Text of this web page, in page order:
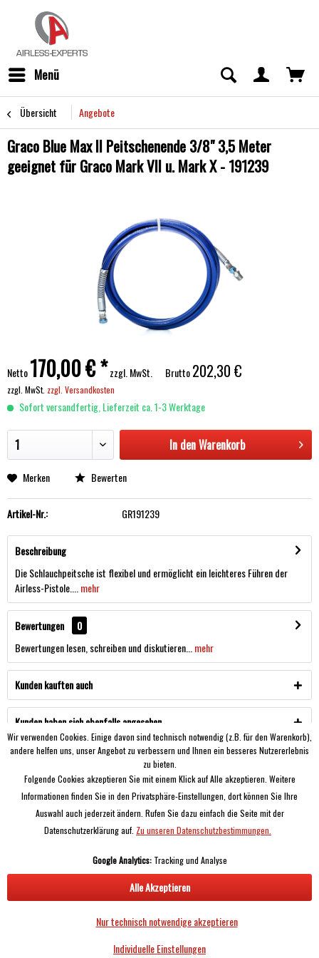
Menü
Übersicht Angebote
Graco Blue Max II Peitschenende 3/8" 3,5 Meter
geeignet für Graco Mark VII u. Mark X - 191239
Netto170,00 € *zzgl. MwSt. Brutto202,30 €
zzgl. MwSt. zzgl. Versandkosten
Sofort versandfertig, Lieferzeit ca. 1-3 Werktage
In denWarenkorb
Merken Bewerten
Artikel-Nr.: GR191239
Beschreibung
Die Schlauchpeitsche ist flexibel und ermöglicht ein leichteres Führen der
Airless-Pistole....
mehr
Bewertungen
0
Bewertungen lesen, schreiben und diskutieren...
mehr
Kunden kauften auch
Kunden haben sich ebenfalls angesehen
SERVICE
Informationen
* Unsere Produkte richten sich hauptsächlich an gewerbliche Kunden, alle Preise
zzgl. MwSt. und Versand!
Copyright © Airless Experts - Alle Rechte vorbehalten
Wir verwenden Cookies. Einige davon sind technisch notwendig (z.B. für den Warenkorb),
andere helfen uns, unser Angebot zu verbessern und Ihnen ein besseres Nutzererlebnis
zu bieten.
Folgende Cookies akzeptieren Sie mit einem Klick auf Alle akzeptieren. Weitere
Informationen finden Sie in den Privatsphäre-Einstellungen, dort können Sie Ihre
Auswahl auch jederzeit ändern. Rufen Sie dazu einfach die Seite mit der
Datenschutzerklärung auf. Zu unseren Datenschutzbestimmungen.
Google Analytics:Tracking und Analyse
Individuelle Einstellungen
Nur technisch notwendige akzeptieren
Alle Akzeptieren